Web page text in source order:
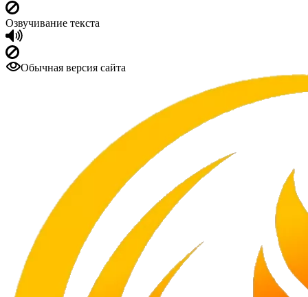
Озвучивание текста
Обычная версия сайта